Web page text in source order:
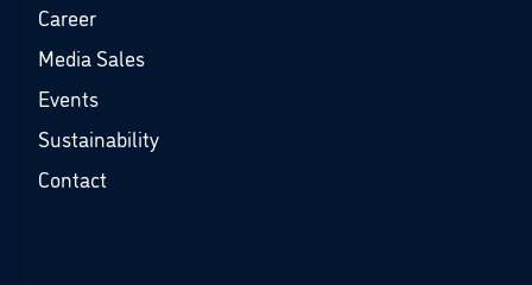
Career
Media Sales
Events
Sustainability
Contact